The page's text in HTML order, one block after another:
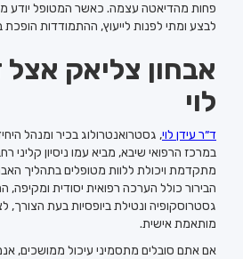
פחות מהדיאטה עצמה. כאשר המטופל יודע
לבצע ומתי לפנות לייעוץ, ההתמודדות הופכת
אבחון צליאק אצל
לוי
ד״ר עידן לוי, גסטרואנטרולוג בכיר ומנהל
במרכז הרפואי שיבא, מביא עמו ניסיון קליני
מתקדמת ויכולת ללוות מטופלים בתהליך
הבירור כולל הערכה רפואית יסודית
גסטרוסקופיה ונטילת ביופסיות בעת הצורך,
מותאמת אישית.
אם אתם סובלים מתסמיני עיכול ממושכים,